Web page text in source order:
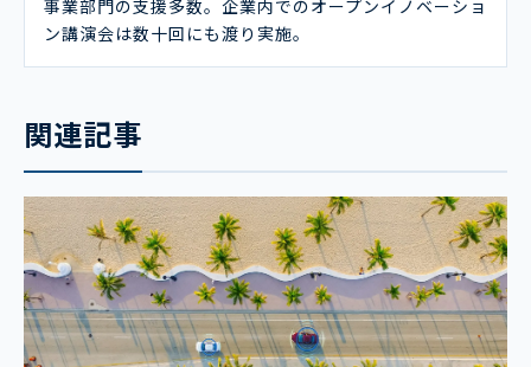
事業部門の支援多数。企業内でのオープンイノベーショ
ン講演会は数十回にも渡り実施。
関連記事